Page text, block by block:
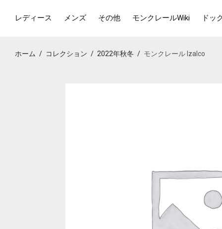
レディース メンズ その他 モンクレールWiki ドッ
ホーム / コレクション / 2022年秋冬 / モンクレール Izalco